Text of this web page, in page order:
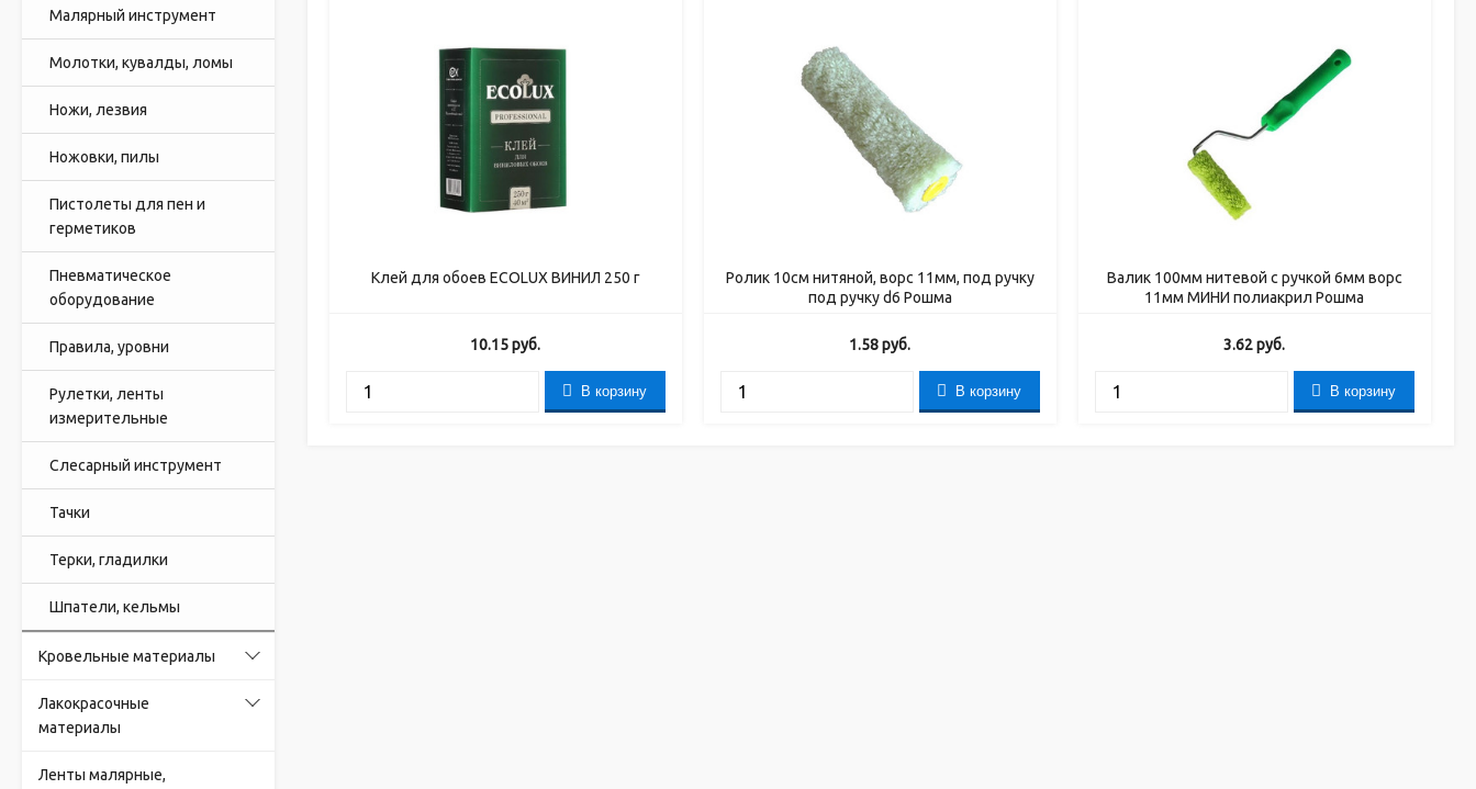
Малярный инструмент
Молотки, кувалды, ломы
Ножи, лезвия
Ножовки, пилы
Пистолеты для пен и
герметиков
Пневматическое
оборудование
Правила, уровни
Рулетки, ленты
измерительные
Слесарный инструмент
Тачки
Терки, гладилки
Шпатели, кельмы
Кровельные материалы
Лакокрасочные
материалы
Ленты малярные,
Клей для обоев ECOLUX ВИНИЛ 250 г
10.15руб.
В корзину
Ролик 10см нитяной, ворс 11мм, под ручку
под ручку d6 Рошма
1.58руб.
В корзину
Валик 100мм нитевой с ручкой 6мм ворс
11мм МИНИ полиакрил Рошма
3.62руб.
В корзину